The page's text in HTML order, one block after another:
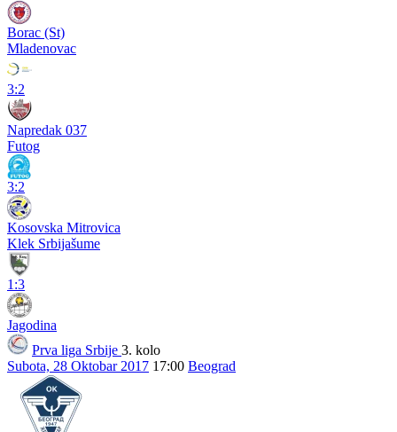
Borac (St)
Mladenovac
3:2
Napredak 037
Futog
3:2
Kosovska Mitrovica
Klek Srbijašume
1:3
Jagodina
Prva liga Srbije 3. kolo
Subota, 28 Oktobar 2017 17:00 Beograd